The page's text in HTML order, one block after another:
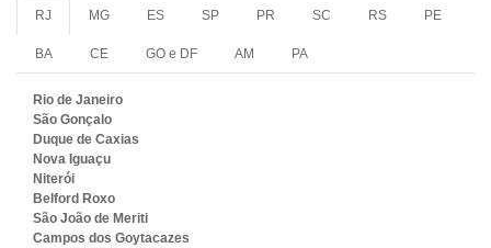
RJ MG ES SP PR SC RS PE
BA CE GO e DF AM PA
Rio de Janeiro
São Gonçalo
Duque de Caxias
Nova Iguaçu
Niterói
Belford Roxo
São João de Meriti
Campos dos Goytacazes